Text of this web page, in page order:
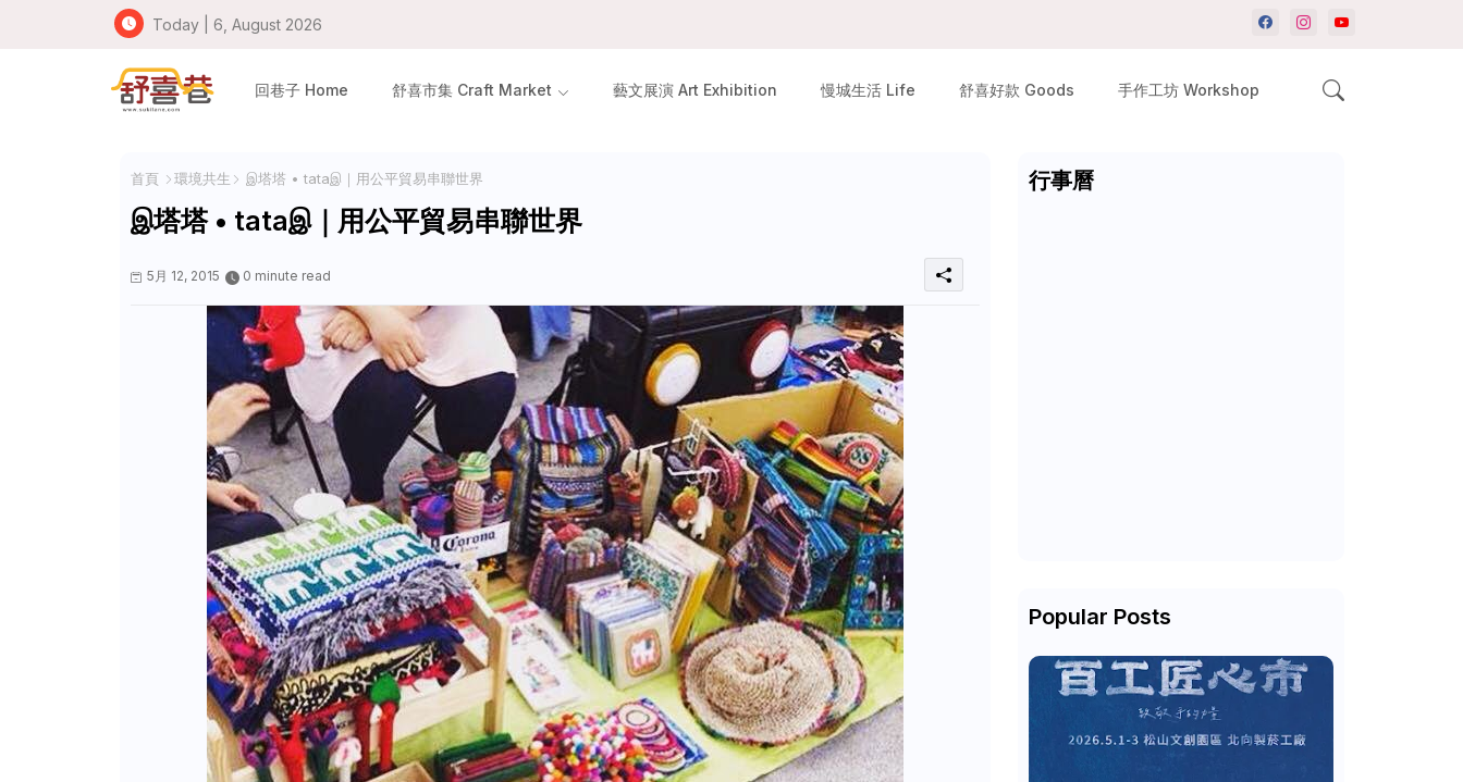
Today | 6, August 2026
回巷子 Home 舒喜市集 Craft Market 藝文展演 Art Exhibition 慢城生活 Life 舒喜好款 Goods 手作工坊 Workshop
首頁 環境共生 இ塔塔 • tataஇ｜用公平貿易串聯世界
இ塔塔 • tataஇ｜用公平貿易串聯世界
5月 12, 2015 0 minute read
行事曆
Popular Posts